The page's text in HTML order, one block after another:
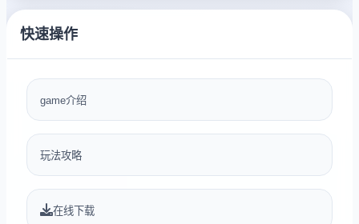
快速操作
game介绍
玩法攻略
在线下载